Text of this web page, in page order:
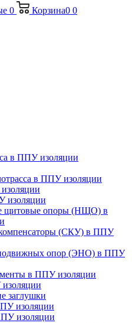
0 Корзина0 0
в ППУ изоляции
в ППУ изоляции
изоляции
щитовые опоры (НЩО) в
(СКУ) в ППУ
опор (ЭНО) в ППУ
в ППУ изоляции
заглушки
изоляции
изоляции